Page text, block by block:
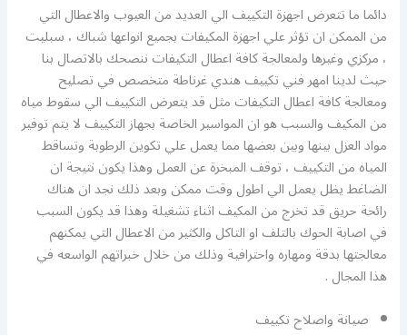
دائما ما تتعرض اجهزة التكييف الي العديد من العيوب والاعطال التي
من الممكن ان تؤثر علي اجهزة المكيفات بجميع انواعها شباك ، سبليت
، مركزي وغيرها ولمعالجة كافة اعطال التكيفات ننصحك بالاتصال بنا
حيث لدينا امهر فني تكييف هندي غرناطة متخصص في تصليح
ومعالجة كافة اعطال التكيفات مثل قد يتعرض التكييف الي سقوط مياه
من المكيف والسبب هو ان المواسير الخاصة بجهاز التكييف لا يتم توفير
مواد العزل بينها وبين بعضها مما يعمل علي تكوين الرطوبة وتساقط
المياه من التكييف ، توقف المبخرة عن العمل وهذا يكون نتيجة ان
الضاغط يظل يعمل الي اطول وقت ممكن وبعد ذلك نجد ان هناك
رائحة حريق قد تخرج من المكيف اثناء تشغيلة وهذا قد يكون السبب
في اصابة الحوك بالتلف او التاكل والكثير من الاعطال التي يمكنهم
معالجتها بدقة ومهاره واحترافية وذلك من خلال خبراتهم الواسعه في
هذا المجال .
صيانة واصلاح تكييف